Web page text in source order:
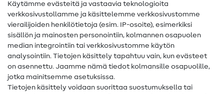
Ompelusanasto
Ompeluohjeet
Apua ja yhteystiedot
Yhteystiedot
Tietoa omistajanvaihdoksesta
Käytämme evästeitä ja vastaavia teknologioita
verkkosivustollamme ja käsittelemme verkkosivustomme
vierailijoiden henkilötietoja (esim. IP-osoite), esimerkiksi
sisällön ja mainosten personointiin, kolmannen osapuolen
median integrointiin tai verkkosivustomme käytön
analysointiin. Tietojen käsittely tapahtuu vain, kun evästeet
on asennettu. Jaamme nämä tiedot kolmansille osapuolille,
jotka mainitsemme asetuksissa.
Tietojen käsittely voidaan suorittaa suostumuksella tai